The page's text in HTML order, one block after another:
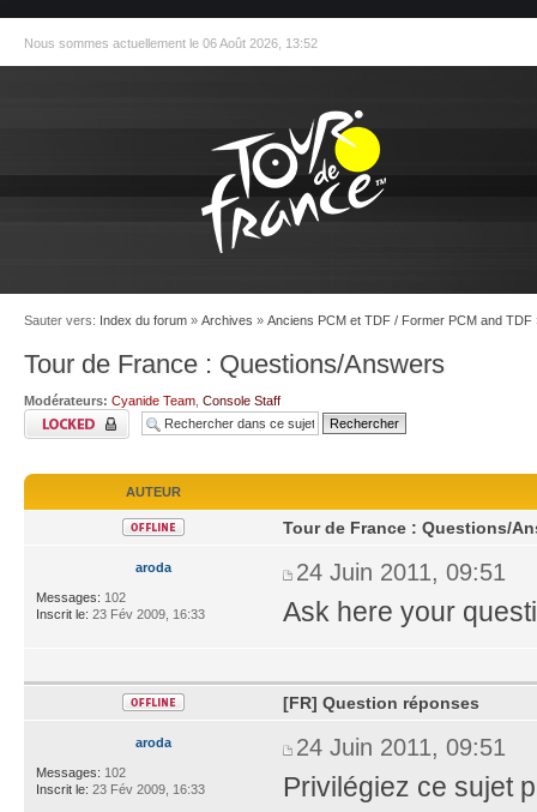
Nous sommes actuellement le 06 Août 2026, 13:52
Sauter vers: Index du forum » Archives » Anciens PCM et TDF / Former PCM and TDF
Tour de France : Questions/Answers
Modérateurs: Cyanide Team Console Staff
AUTEUR
aroda
Messages: 102
Inscrit le: 23 Fév 2009, 16:33
Tour de France : Questions/
24 Juin 2011, 09:51
Ask here your
aroda
Messages: 102
Inscrit le: 23 Fév 2009, 16:33
[FR] Question réponses
24 Juin 2011, 09:51
Privilégiez ce sujet